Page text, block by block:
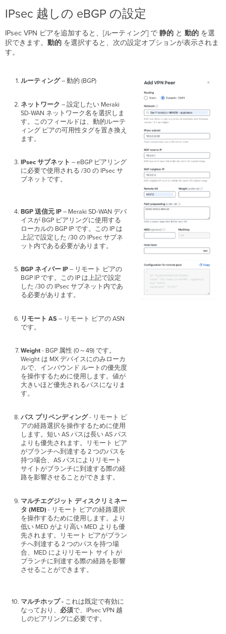
IPsec 越しの eBGP の設定
IPsec VPN ピアを追加すると、[ルーティング] で静的 と動的 を選
択できます。動的 を選択すると、次の設定オプションが表示されま
す。
ルーティング– 動的 (BGP)
ネットワーク – 設定したい Meraki
SD-WAN ネットワーク名を選択しま
す。このフィールドは、動的ルーテ
ィング ピアの可用性タグを置き換え
ます。
IPsec サブネット – eBGP ピアリング
に必要で使用される /30 の IPsec サ
ブネットです。
BGP 送信元 IP– Meraki SD-WAN デバ
イスが BGP ピアリングに使用する
ローカルの BGP IP です。この IP は
上記で設定した /30 の IPsec サブネ
ット内である必要があります。
BGP ネイバー IP– リモート ピアの
BGP IP です。この IP は上記で設定
した /30 の IPsec サブネット内であ
る必要があります。
リモート AS – リモート ピアの ASN
です。
Weight- BGP 属性 (0～49) です。
Weight は MX デバイスにのみローカ
ルで、インバウンド ルートの優先度
を操作するために使用します。値が
大きいほど優先されるパスになりま
す。
パス プリペンディング- リモート ピ
アの経路選択を操作するために使用
します。短い AS パスは長い AS パス
よりも優先されます。リモート ピア
がブランチへ到達する 2 つのパスを
持つ場合、AS パスによりリモート
サイトがブランチに到達する際の経
路を影響させることができます。
マルチエグジット ディスクリミネー
タ (MED)- リモート ピアの経路選択
を操作するために使用します。より
低い MED がより高い MED よりも優
先されます。リモート ピアがブラン
チへ到達する 2 つのパスを持つ場
合、MED によりリモート サイトが
ブランチに到達する際の経路を影響
させることができます。
マルチホップ - これは既定で有効に
なっており、 必須で、IPsec VPN 越
しのピアリングに必要です。